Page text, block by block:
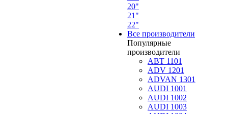
20"
21"
22"
Все производители
Популярные
производители
ABT 1101
ADV 1201
ADVAN 1301
AUDI 1001
AUDI 1002
AUDI 1003